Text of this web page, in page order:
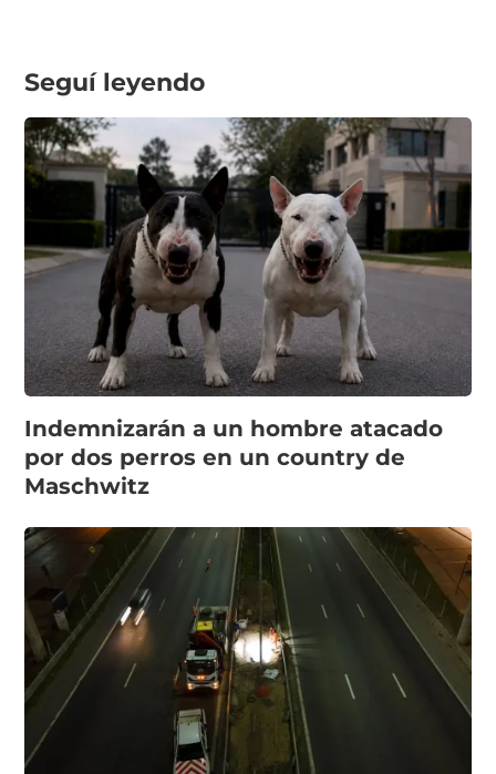
Seguí leyendo
Indemnizarán a un hombre atacado
por dos perros en un country de
Maschwitz